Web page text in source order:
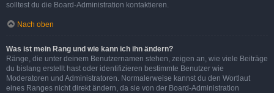
solltest du die Board-Administration kontaktieren.
Nach oben
Was ist mein Rang und wie kann ich ihn ändern?
Ränge, die unter deinem Benutzernamen stehen, zeigen an, wie viele Beiträge
du bislang erstellt hast oder identifizieren bestimmte Benutzer wie
Moderatoren und Administratoren. Normalerweise kannst du den Wortlaut
eines Ranges nicht direkt ändern, da sie von der Board-Administration